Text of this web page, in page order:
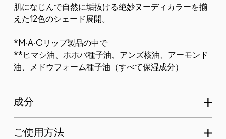
肌になじんで自然に垢抜ける絶妙ヌーディカラーを揃
えた12色のシェード展開。
*M·A·Cリップ製品の中で
**ヒマシ油、ホホバ種子油、アンズ核油、アーモンド
油、メドウフォーム種子油（すべて保湿成分）
成分
ご使用方法